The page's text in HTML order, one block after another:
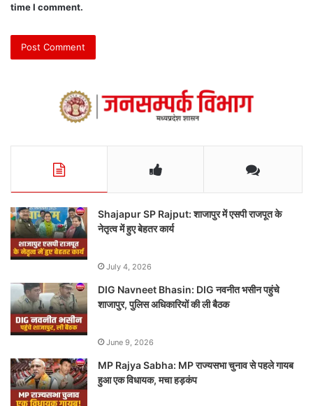
time I comment.
Shajapur SP Rajput: शाजापुर में एसपी राजपूत के
नेतृत्व में हुए बेहतर कार्य
July 4, 2026
DIG Navneet Bhasin: DIG नवनीत भसीन पहुंचे
शाजापुर, पुलिस अधिकारियों की ली बैठक
June 9, 2026
MP Rajya Sabha: MP राज्यसभा चुनाव से पहले गायब
हुआ एक विधायक, मचा हड़कंप